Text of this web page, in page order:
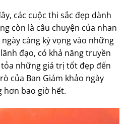
các cuộc thi sắc đẹp dành
còn là câu chuyện của nhan
càng kỳ vọng vào những
đạo, có khả năng truyền
những giá trị tốt đẹp đến
của Ban Giám khảo ngày
hơn bao giờ hết.